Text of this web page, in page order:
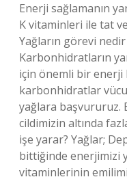
Enerji sağlamanın
K vitaminleri ile tat
Yağların görevi nedir
Karbonhidratların
için önemli bir enerji
karbonhidratlar
yağlara başvururuz.
cildimizin altında
işe yarar? Yağlar;
bittiğinde enerjimizi
vitaminlerinin